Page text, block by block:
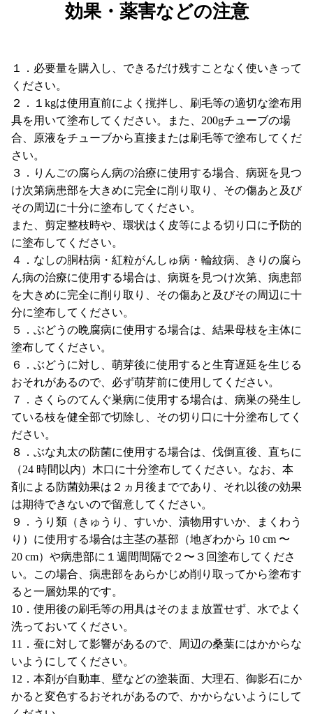
効果・薬害などの注意
１．必要量を購入し、できるだけ残すことなく使いきって
ください。
２．１kgは使用直前によく撹拌し、刷毛等の適切な塗布用
具を用いて塗布してください。また、200gチューブの場
合、原液をチューブから直接または刷毛等で塗布してくだ
さい。
３．りんごの腐らん病の治療に使用する場合、病斑を見つ
け次第病患部を大きめに完全に削り取り、その傷あと及び
その周辺に十分に塗布してください。
また、剪定整枝時や、環状はく皮等による切り口に予防的
に塗布してください。
４．なしの胴枯病・紅粒がんしゅ病・輪紋病、きりの腐ら
ん病の治療に使用する場合は、病斑を見つけ次第、病患部
を大きめに完全に削り取り、その傷あと及びその周辺に十
分に塗布してください。
５．ぶどうの晩腐病に使用する場合は、結果母枝を主体に
塗布してください。
６．ぶどうに対し、萌芽後に使用すると生育遅延を生じる
おそれがあるので、必ず萌芽前に使用してください。
７．さくらのてんぐ巣病に使用する場合は、病巣の発生し
ている枝を健全部で切除し、その切り口に十分塗布してく
ださい。
８．ぶな丸太の防菌に使用する場合は、伐倒直後、直ちに
（24 時間以内）木口に十分塗布してください。なお、本
剤による防菌効果は２ヵ月後までであり、それ以後の効果
は期待できないので留意してください。
９．うり類（きゅうり、すいか、漬物用すいか、まくわう
り）に使用する場合は主茎の基部（地ぎわから 10 cm 〜
20 cm）や病患部に１週間間隔で２〜３回塗布してくださ
い。この場合、病患部をあらかじめ削り取ってから塗布す
ると一層効果的です。
10．使用後の刷毛等の用具はそのまま放置せず、水でよく
洗っておいてください。
11．蚕に対して影響があるので、周辺の桑葉にはかからな
いようにしてください。
12．本剤が自動車、壁などの塗装面、大理石、御影石にか
かると変色するおそれがあるので、かからないようにして